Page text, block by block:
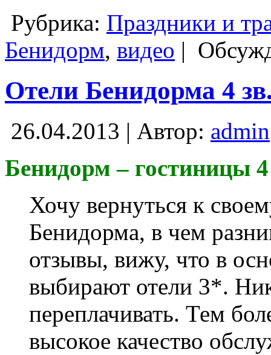
Рубрика: Праздники и
Бенидорм, видео |
Отели Бенидорма 4
26.04.2013 | Автор: admin
Бенидорм – гостиницы
Хочу вернуться к
Бенидорма, в чем
отзывы, вижу, что в
выбирают отели 3*.
переплачивать. Тем
высокое качество